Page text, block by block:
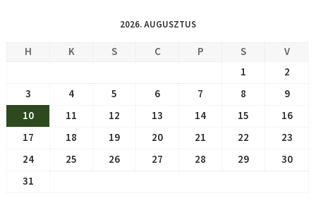
2026. AUGUSZTUS
H K S C P S
V
1
2
3
4 5 6 7 8
9
10
11 12 13 14 15
16
17
18 19 20 21 22
23
24
25 26 27 28 29
30
31